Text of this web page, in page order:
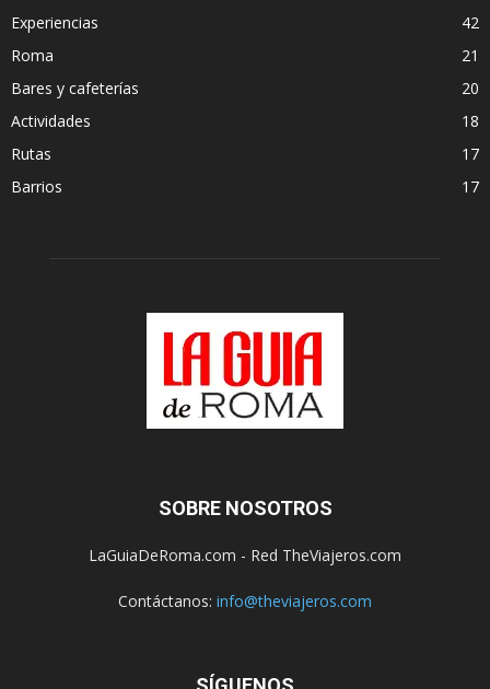
Experiencias
42
Roma
21
Bares y cafeterías
20
Actividades
18
Rutas
17
Barrios
17
SOBRE NOSOTROS
LaGuiaDeRoma.com - Red TheViajeros.com
Contáctanos: info@theviajeros.com